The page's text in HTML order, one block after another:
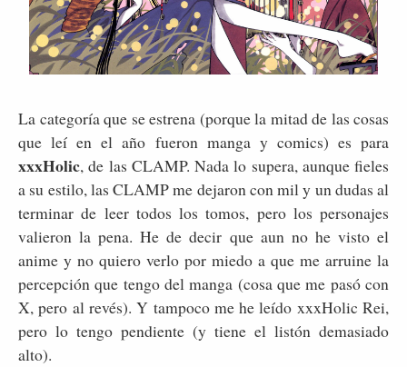
La categoría que se estrena (porque la mitad de las cosas
que leí en el año fueron manga y comics) es para
xxxHolic, de las CLAMP. Nada lo supera, aunque fieles
a su estilo, las CLAMP me dejaron con mil y un dudas al
terminar de leer todos los tomos, pero los personajes
valieron la pena. He de decir que aun no he visto el
anime y no quiero verlo por miedo a que me arruine la
percepción que tengo del manga (cosa que me pasó con
X, pero al revés). Y tampoco me he leído xxxHolic Rei,
pero lo tengo pendiente (y tiene el listón demasiado
alto).